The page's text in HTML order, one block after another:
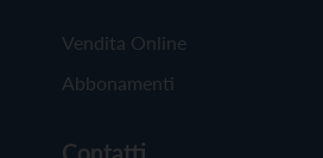
Vendita Online
Abbonamenti
Contatti